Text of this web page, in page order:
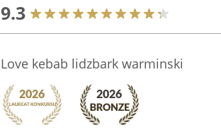
9.3
Love kebab lidzbark warminski